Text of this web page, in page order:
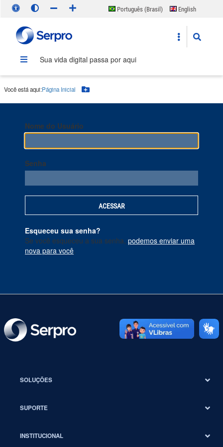
Português (Brasil)
English
Sua vida digital passa por aqui
Você está aqui:Página Inicial Botão Menu
Nome do Usuário
Senha
Esqueceu sua senha?
Se você esqueceu a sua senha, podemos enviar uma
nova para você
SOLUÇÕES
SUPORTE
INSTITUCIONAL